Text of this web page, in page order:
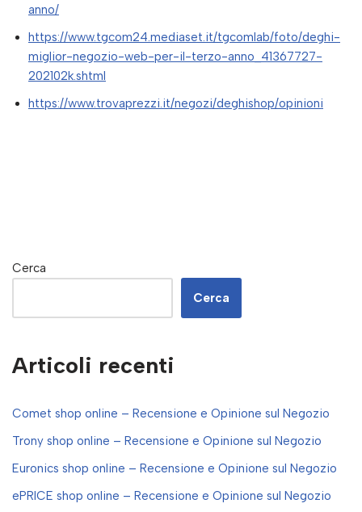
anno/
https://www.tgcom24.mediaset.it/tgcomlab/foto/deghi-
miglior-negozio-web-per-il-terzo-anno_41367727-
202102k.shtml
https://www.trovaprezzi.it/negozi/deghishop/opinioni
Cerca
Cerca
Articoli recenti
Comet shop online – Recensione e Opinione sul Negozio
Trony shop online – Recensione e Opinione sul Negozio
Euronics shop online – Recensione e Opinione sul Negozio
ePRICE shop online – Recensione e Opinione sul Negozio